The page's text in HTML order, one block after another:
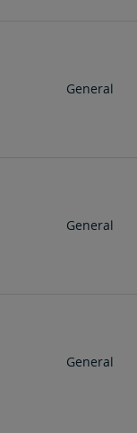
General
General
General